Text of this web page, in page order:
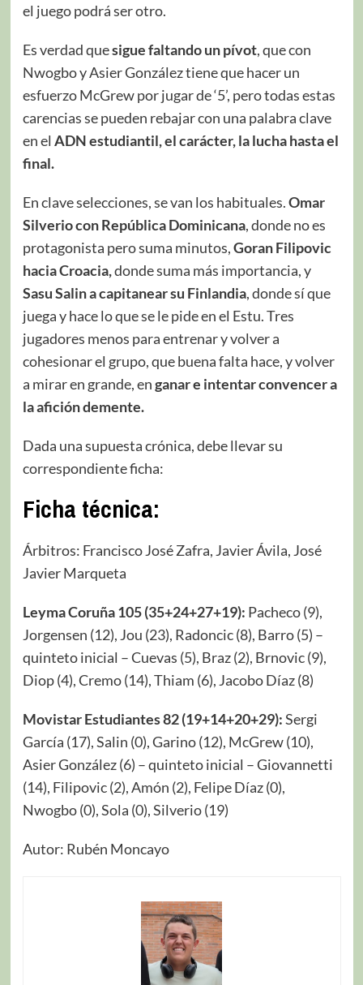
el juego podrá ser otro.
Es verdad quesigue faltando un pívot, que con
Nwogbo y Asier González tiene que hacer un
esfuerzo McGrew por jugar de ‘5’, pero todas estas
carencias se pueden rebajar con una palabra clave
en el ADN estudiantil, el carácter, la lucha hasta el
final.
En clave selecciones, se van los habituales.Omar
Silverio con República Dominicana, donde no es
protagonista pero suma minutos,Goran Filipovic
hacia Croacia,donde suma más importancia, y
Sasu Salina capitanear su Finlandia, donde sí que
juega y hace lo que se le pide en el Estu. Tres
jugadores menos para entrenar y volver a
cohesionar el grupo, que buena falta hace, y volver
a mirar en grande, enganar e intentar convencer a
la afición demente.
Dada una supuesta crónica, debe llevar su
correspondiente ficha:
Ficha técnica:
Árbitros: Francisco José Zafra, Javier Ávila, José
Javier Marqueta
Leyma Coruña 105 (35+24+27+19): Pacheco (9),
Jorgensen (12), Jou (23), Radoncic (8), Barro (5) –
quinteto inicial – Cuevas (5), Braz (2), Brnovic (9),
Diop (4), Cremo (14), Thiam (6), Jacobo Díaz (8)
Movistar Estudiantes 82 (19+14+20+29):Sergi
García (17), Salin (0), Garino (12), McGrew (10),
Asier González (6) – quinteto inicial – Giovannetti
(14), Filipovic (2), Amón (2), Felipe Díaz (0),
Nwogbo (0), Sola (0), Silverio (19)
Autor: Rubén Moncayo